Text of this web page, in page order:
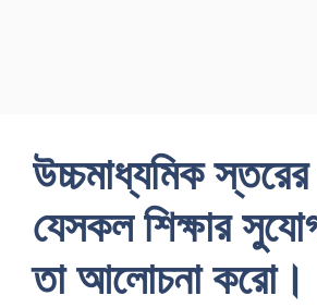
উচ্চমাধ্যমিক
যেসকল শিক্ষার
তা আলােচনা করাে।